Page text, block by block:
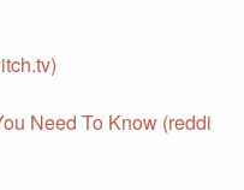
Need To Know (reddi